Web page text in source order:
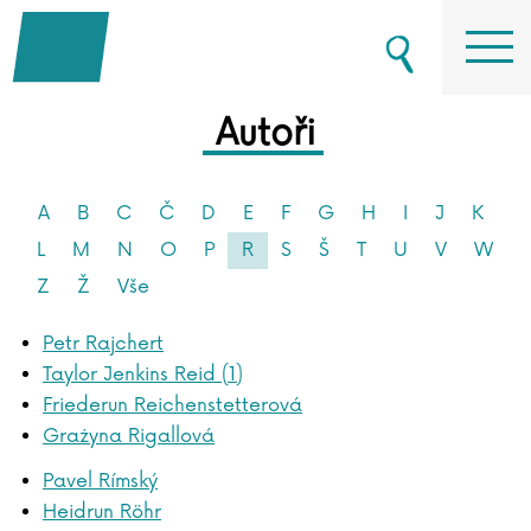
Autoři
A B C Č D E F G H I J
K
L
M N O P R S Š T U V
W
Z
Ž Vše
Petr Rajchert
Taylor Jenkins Reid (1)
Friederun Reichenstetterová
Grażyna Rigallová
Pavel Rímský
Heidrun Röhr